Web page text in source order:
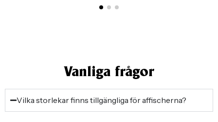
Vanliga frågor
Vilka storlekar finns tillgängliga för affischerna?